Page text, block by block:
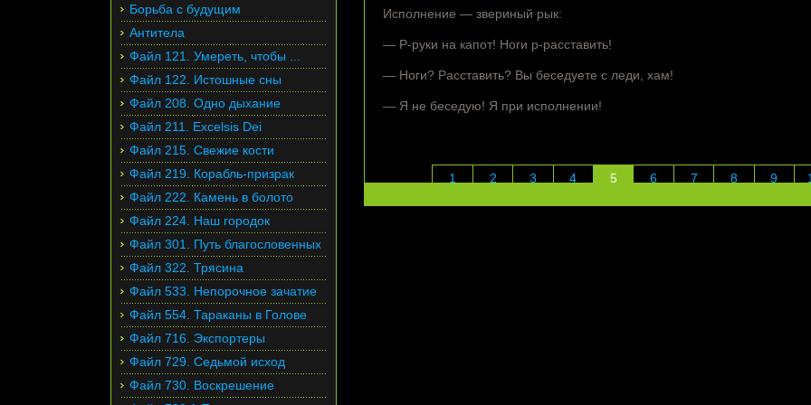
Исполнение — звериный рык:
— Р-руки на капот! Ноги р-расставить!
— Ноги? Расставить? Вы беседуете с леди, хам!
— Я не беседую! Я при исполнении!
1 2 3 4 5 6 7 8 9
Борьба с будущим
Антитела
Файл 121. Умереть, чтобы ...
Файл 122. Истошные сны
Файл 208. Одно дыхание
Файл 211. Excelsis Dei
Файл 215. Свежие кости
Файл 219. Корабль-призрак
Файл 222. Камень в болото
Файл 224. Наш городок
Файл 301. Путь благословенных
Файл 322. Трясина
Файл 533. Непорочное зачатие
Файл 554. Тараканы в Голове
Файл 716. Экспортеры
Файл 729. Седьмой исход
Файл 730. Воскрешение